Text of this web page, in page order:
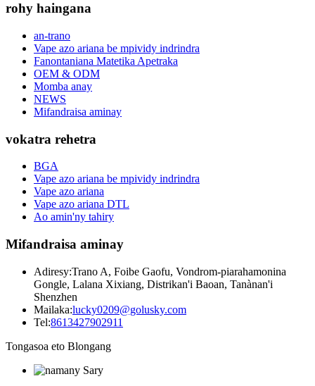
rohy haingana
an-trano
Vape azo ariana be mpividy indrindra
Fanontaniana Matetika Apetraka
OEM & ODM
Momba anay
NEWS
Mifandraisa aminay
vokatra rehetra
BGA
Vape azo ariana be mpividy indrindra
Vape azo ariana
Vape azo ariana DTL
Ao amin'ny tahiry
Mifandraisa aminay
Adiresy:Trano A, Foibe Gaofu, Vondrom-piarahamonina
Gongle, Lalana Xixiang, Distrikan'i Baoan, Tanànan'i
Shenzhen
Mailaka:lucky0209@golusky.com
Tel:8613427902911
Tongasoa eto Blongang